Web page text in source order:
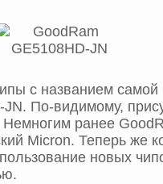
с названием самой
По-видимому,
ранее
Micron. Теперь же
новых